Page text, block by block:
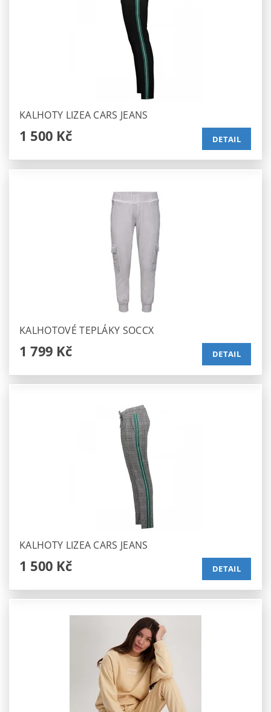
KALHOTY LIZEA CARS JEANS
1 500 Kč DETAIL
KALHOTOVÉ TEPLÁKY SOCCX
1 799 Kč DETAIL
KALHOTY LIZEA CARS JEANS
1 500 Kč DETAIL